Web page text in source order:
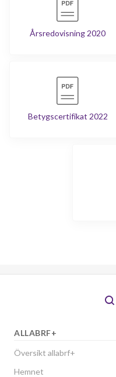
Årsredovisning 2020
Betygscertifikat 2022
ALLABRF+
Översikt allabrf+
Hemnet